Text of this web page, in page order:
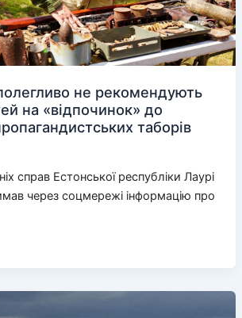
не рекомендують
на «відпочинок» до
таборів
справ Естонської республіки Лаурі
через соцмережі інформацію про